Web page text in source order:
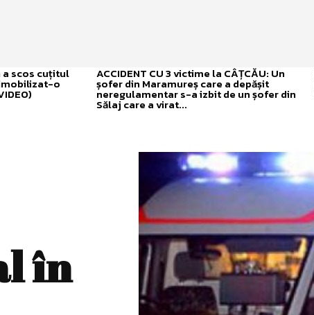
a scos cuțitul
o
ACCIDENT CU 3 victime la CÂȚCĂU: Un
șofer din Maramureș care a depășit
neregulamentar s-a izbit de un șofer din
Sălaj care a virat...
în